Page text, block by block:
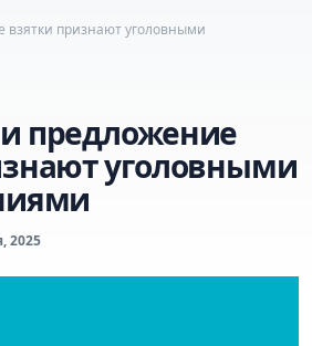
признают уголовными
предложение
уголовными
2025